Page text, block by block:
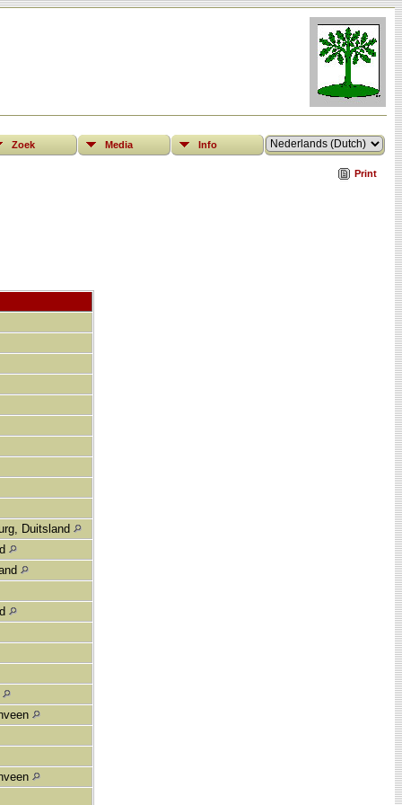
Zoek Media Info
Print
Duitsland